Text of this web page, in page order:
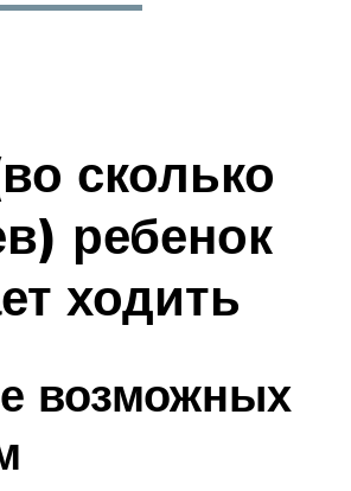
сколько
ребенок
ходить
возможных